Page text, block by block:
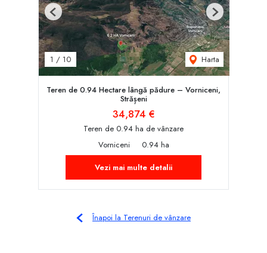
1 / 10 Harta
Previous Next
Teren de 0.94 Hectare lângă pădure – Vorniceni,
Strășeni
34,874 €
Teren de 0.94 ha de vânzare
Vorniceni
0.94 ha
Vezi mai multe detalii
Înapoi la Terenuri de vânzare